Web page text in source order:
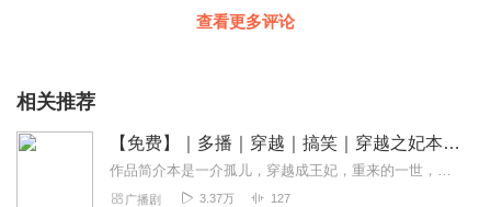
查看更多评论
相关推荐
【免费】｜多播｜穿越｜搞笑｜穿越之妃本倾城
作品简介本是一介孤儿，穿越成王妃，重来的一世，我定要活的更好，实现穿越四大愿望：第一扰乱后宫,第二行走江湖,第三戏耍朝廷,第四全国环游.可别人穿越都是带着前主人...
广播剧 3.37万 127